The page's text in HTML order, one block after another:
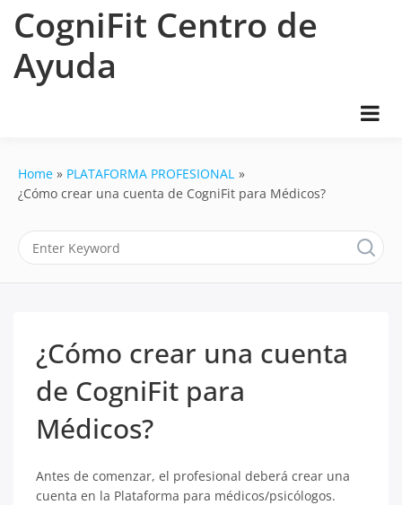
CogniFit Centro de
Ayuda
Home
PLATAFORMA PROFESIONAL
¿Cómo crear una cuenta de CogniFit para Médicos?
¿Cómo crear una cuenta
de CogniFit para
Médicos?
Antes de comenzar, el profesional deberá crear una
cuenta en la Plataforma para médicos/psicólogos.